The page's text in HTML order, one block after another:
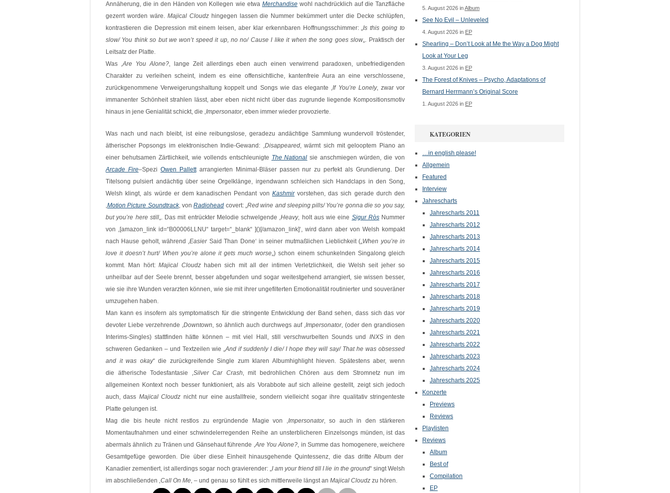
Annäherung, die in den Händen von Kollegen wie etwa Merchandisewohl nachdrücklich auf die Tanzfläche
gezerrt worden wäre. Majical Cloudzhingegen lassen die Nummer bekümmert unter die Decke schlüpfen,
kontrastieren die Depression mit einem leisen, aber klar erkennbaren Hoffnungsschimmer: „Is this going to
slow/ You think so but we won’t speed it up, no no/ Cause I like it when the song goes slow„. Praktisch der
Leitsatz der Platte.
Was ‚Are You Alone?‚ lange Zeit allerdings eben auch einen verwirrend paradoxen, unbefriedigenden
Charakter zu verleihen scheint, indem es eine offensichtliche, kantenfreie Aura an eine verschlossene,
zurückgenommene Verweigerungshaltung koppelt und Songs wie das elegante ‚If You’re Lonely‚ zwar vor
immanenter Schönheit strahlen lässt, aber eben nicht nicht über das zugrunde liegende Kompositionsmotiv
hinaus in jene Genialität schickt, die ‚Impersonator‚ eben immer wieder provozierte.
Was nach und nach bleibt, ist eine reibungslose, geradezu andächtige Sammlung wundervoll tröstender,
ätherischer Popsongs im elektronischen Indie-Gewand: ‚Disappeared‚ wärmt sich mit gelooptem Piano an
einer behutsamen Zärtlichkeit, wie vollends entschleunigte The National sie anschmiegen würden, die von
Arcade Fire–Spezi Owen Pallettarrangierten Minimal-Bläser passen nur zu perfekt als Grundierung. Der
Titelsong pulsiert andächtig über seine Orgelklänge, irgendwann schleichen sich Handclaps in den Song,
Welsh klingt, als würde er dem kanadischen Pendant von Kashmirvorstehen, das sich gerade durch den
‚Motion Picture Soundtrack‚ vonRadiohead covert: „Red wine and sleeping pills/ You’re gonna die so you say,
but you’re here still„. Das mit entrückter Melodie schwelgende ‚Heavy‚ holt aus wie eine Sigur RòsNummer
von ‚[amazon_link id=“B00006LLNU“ target=“_blank“ ]()[/amazon_link]‘, wird dann aber von Welsh kompakt
nach Hause geholt, während ‚EasierSaid Than Done‘ in seiner mutmaßlichen Lieblichkeit („When you’re in
love it doesn’t hurt/ When you’re alone it gets much worse„) schon einem schunkelnden Singalong gleich
kommt. Man hört:Majical Cloudzhaben sich mit all der intimen Verletzlichkeit, die Welsh seit jeher so
unheilbar auf der Seele brennt, besser abgefunden und sogar weitestgehend arrangiert, sie wissen besser,
wie sie ihre Wunden verarzten können, wie sie mit ihrer ungefilterten Emotionalität routinierter und souveräner
umzugehen haben.
Man kann es insofern als symptomatisch für die stringente Entwicklung der Band sehen, dass sich das vor
devoter Liebe verzehrende ‚Downtown‚ so ähnlich auch durchwegs auf ‚Impersonator‚ (oder den grandiosen
Interims-Singles) stattfinden hätte können – mit viel Hall, still verschwurbelten Sounds und INXSin den
schweren Gedanken – und Textzeilen wie „And if suddenly I die/ I hope they will say/ That he was obsessed
and it was okay“ die zurückgreifende Single zum klaren Albumhighlight hieven. Spätestens aber, wenn
die ätherische Todesfantasie ‚Silver Car Crash‚ mit bedrohlichen Chören aus dem Stromnetz nun im
allgemeinen Kontext noch besser funktioniert, als als Vorabbote auf sich alleine gestellt, zeigt sich jedoch
auch, dass Majical Cloudz nicht nur eine ausfallfreie, sondern vielleicht sogar ihre qualitativ stringenteste
Platte gelungen ist.
Mag die bis heute nicht restlos zu ergründende Magie von ‚Impersonator‚ so auch in den stärkeren
Momentaufnahmen und einer schwindelerregenden Reihe an unsterblicheren Einzelsongs münden, ist das
abermals ähnlich zu Tränen und Gänsehaut führende ‚Are You Alone?‚ in Summe das homogenere, weichere
Gesamtgefüge geworden. Die über diese Einheit hinausgehende Quintessenz, die das dritte Album der
Kanadier zementiert, ist allerdings sogar noch gravierender: „I am your friend till I lie in the ground“ singt Welsh
im abschließenden ‚Call On Me‚ – und genau so fühlt es sich mittlerweile längst an Majical Cloudz zu hören.
5. August 2026 inAlbum
See No Evil – Unleveled
4. August 2026 in EP
Shearling – Don’t Look at Me the Way a Dog Might
Look at Your Leg
3. August 2026 in EP
The Forest of Knives – Psycho, Adaptations of
Bernard Herrmann’s Original Score
1. August 2026 in EP
KATEGORIEN
…in english please!
Allgemein
Featured
Interview
Jahrescharts
Jahrescharts 2011
Jahrescharts 2012
Jahrescharts 2013
Jahrescharts 2014
Jahrescharts 2015
Jahrescharts 2016
Jahrescharts 2017
Jahrescharts 2018
Jahrescharts 2019
Jahrescharts 2020
Jahrescharts 2021
Jahrescharts 2022
Jahrescharts 2023
Jahrescharts 2024
Jahrescharts 2025
Konzerte
Previews
Reviews
Playlisten
Reviews
Album
Best of
Compilation
EP